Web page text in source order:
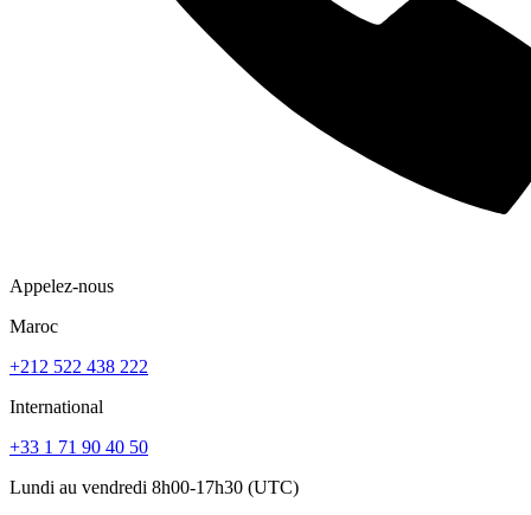
Appelez-nous
Maroc
+212 522 438 222
International
+33 1 71 90 40 50
Lundi au vendredi 8h00-17h30 (UTC)